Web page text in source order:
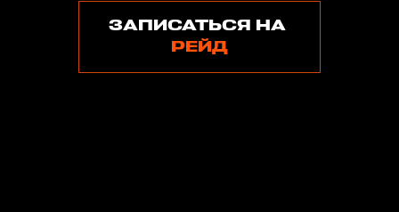
ЗАПИСАТЬСЯ НА
РЕЙД